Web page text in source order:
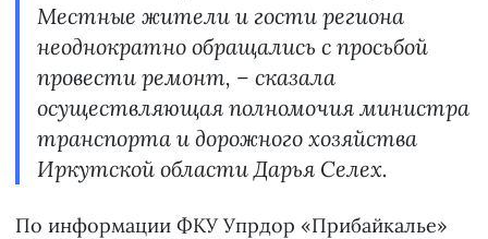
Местные жители и гости региона
неоднократно обращались с просьбой
провести ремонт, – сказала
осуществляющая полномочия министра
транспорта и дорожного хозяйства
Иркутской области Дарья Селех.
По информации ФКУ Упрдор «Прибайкалье»